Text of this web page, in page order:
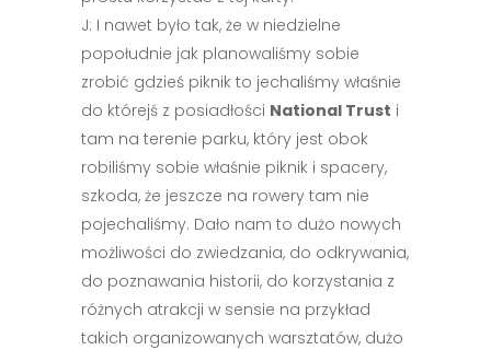
J: I nawet było tak, że w niedzielne
popołudnie jak planowaliśmy sobie
zrobić gdzieś piknik to jechaliśmy właśnie
do którejś z posiadłości National Trust i
tam na terenie parku, który jest obok
robiliśmy sobie właśnie piknik i spacery,
szkoda, że jeszcze na rowery tam nie
pojechaliśmy. Dało nam to dużo nowych
możliwości do zwiedzania, do odkrywania,
do poznawania historii, do korzystania z
różnych atrakcji w sensie na przykład
takich organizowanych warsztatów, dużo